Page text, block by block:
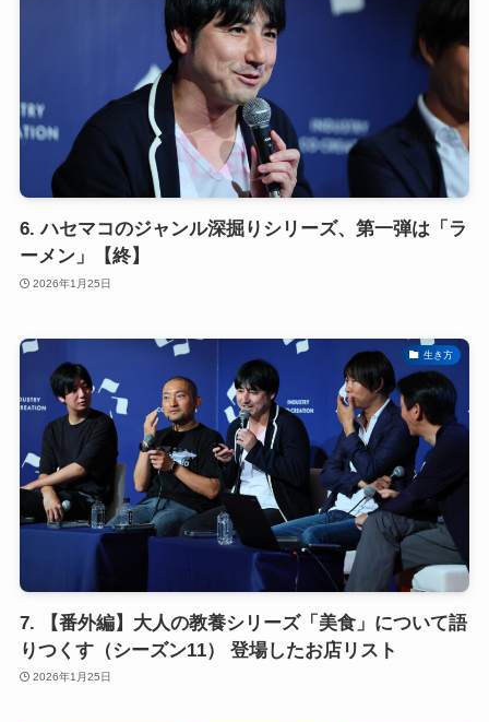
6. ハセマコのジャンル深掘りシリーズ、第一弾は「ラ
ーメン」【終】
2026年1月25日
生き方
7. 【番外編】大人の教養シリーズ「美食」について語
りつくす（シーズン11） 登場したお店リスト
2026年1月25日